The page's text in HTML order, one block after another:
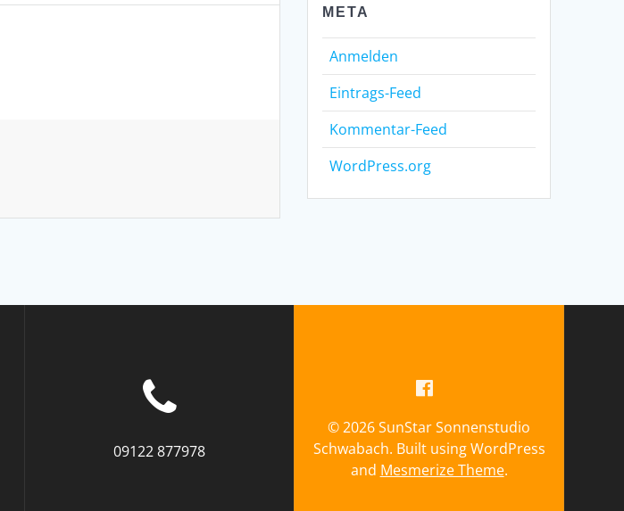
META
Anmelden
Eintrags-Feed
Kommentar-Feed
WordPress.org
09122 877978
© 2026 SunStar Sonnenstudio
Schwabach. Built using WordPress
and Mesmerize Theme.